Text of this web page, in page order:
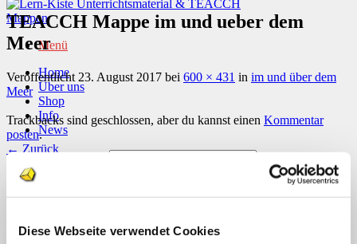
Diese Webseite verwendet Cookies
Menü
Home
Über uns
Shop
Info
News
Suchen nach:
TEACCH Mappe im und ueber dem
Meer
Veröffentlicht 23. August 2017 bei 600 × 431 in im und über dem
Meer
Trackbacks sind geschlossen, aber du kannst einen Kommentar
posten.
← Zurück
Schreibe einen Kommentar
Felder sind mit
markiert